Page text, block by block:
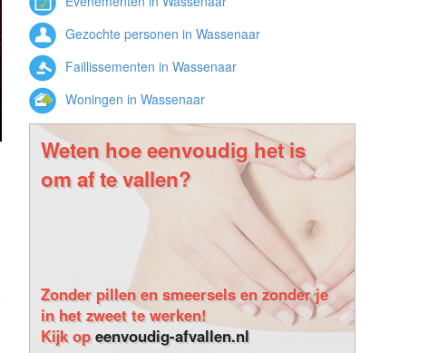
Gezochte personen in Wassenaar
Faillissementen in Wassenaar
Woningen in Wassenaar
Weten hoe eenvoudig het is
om af te vallen?
Zonder pillen en smeersels en zonder je
in het zweet te werken!
Kijk opeenvoudig-afvallen.nl